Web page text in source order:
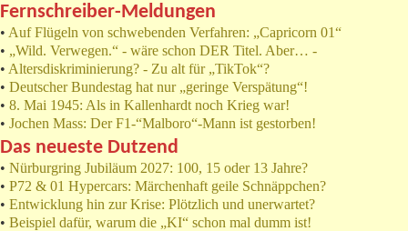
Fernschreiber-Meldungen
• Auf Flügeln von schwebenden Verfahren: „Capricorn 01“
• „Wild. Verwegen.“ - wäre schon DER Titel. Aber… -
• Altersdiskriminierung? - Zu alt für „TikTok“?
• Deutscher Bundestag hat nur „geringe Verspätung“!
• 8. Mai 1945: Als in Kallenhardt noch Krieg war!
• Jochen Mass: Der F1-“Malboro“-Mann ist gestorben!
Das neueste Dutzend
• Nürburgring Jubiläum 2027: 100, 15 oder 13 Jahre?
• P72 & 01 Hypercars: Märchenhaft geile Schnäppchen?
• Entwicklung hin zur Krise: Plötzlich und unerwartet?
• Beispiel dafür, warum die „KI“ schon mal dumm ist!